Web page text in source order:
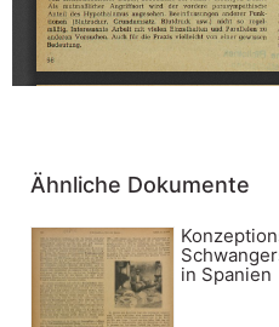
Ähnliche Dokumente
in Spanien